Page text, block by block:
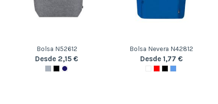
Bolsa N52612
Desde 2,15 €
Bolsa Nevera N42812
Desde 1,77 €